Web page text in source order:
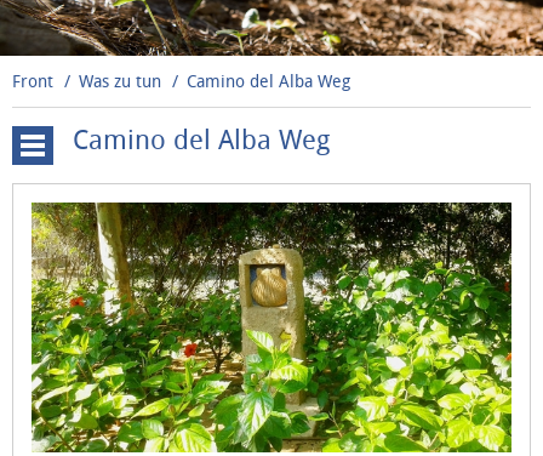
Front Was zu tun Camino del Alba Weg
Ganzjährige
Veranstaltungen
Camino
del
Alba
Weg
Sportliche
Aktivitäten
Camino del Alba Weg